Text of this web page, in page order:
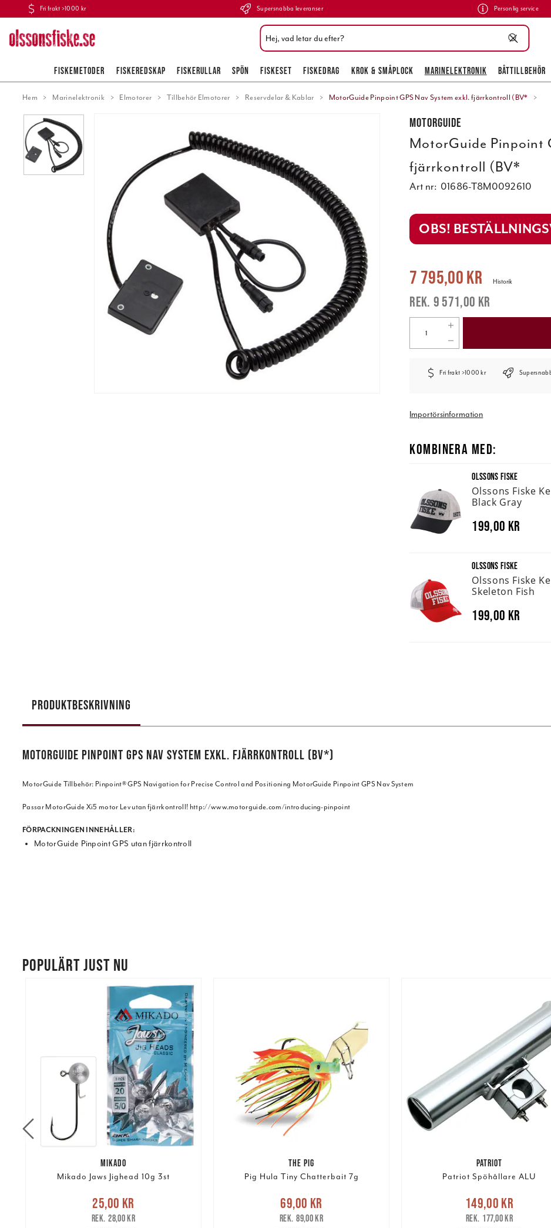
Fri frakt >1000 kr Supersnabba leveranser Personlig service
FISKEMETODER FISKEREDSKAP FISKERULLAR SPÖN FISKESET FISKEDRAG KROK & SMÅPLOCK MARINELEKTRONIK BÅTTILLBEHÖR
Hem Marinelektronik Elmotorer Tillbehör Elmotorer Reservdelar & Kablar MotorGuide Pinpoint GPS Nav System exkl. fjärrkontroll (BV*
MotorGuide
MotorGuide Pinpoint
fjärrkontroll (BV*
Art nr: 01686-T8M0092610
OBS!
Nuvarande pris: 7 795,00 kr
7 795,00 kr
9 571,00 kr
Historik
Fri frakt >1000 kr
Importörsinformation
KOMBINERA MED:
OLSSONS FISKE
Olssons Fiske
Black Gray
199,00 kr
OLSSONS FISKE
Olssons Fiske
Skeleton Fish
199,00 kr
PRODUKTBESKRIVNING
MOTORGUIDE PINPOINT GPS NAV SYSTEM EXKL. FJÄRRKONTROLL (BV*)
MotorGuide Tillbehör: Pinpoint® GPS Navigation for Precise Control and Positioning MotorGuide Pinpoint GPS Nav System
Passar MotorGuide Xi5 motor Lev utan fjärrkontroll! http://www.motorguide.com/introducing-pinpoint
FÖRPACKNINGEN INNEHÅLLER:
MotorGuide Pinpoint GPS utan fjärrkontroll
POPULÄRT JUST NU
MIKADO
Mikado Jaws Jighead 10g 3st
Nuvarande pris:25,00 kr
pris:28,00 kr
25,00 kr
28,00 kr
THE PIG
Pig Hula Tiny Chatterbait 7g
Nuvarande pris:69,00 kr
pris:89,00 kr
69,00 kr
89,00 kr
PATRIOT
Patriot Spöhållare ALU
Nuvarande pris
Tidigare pris
149,00 kr
177,00 kr